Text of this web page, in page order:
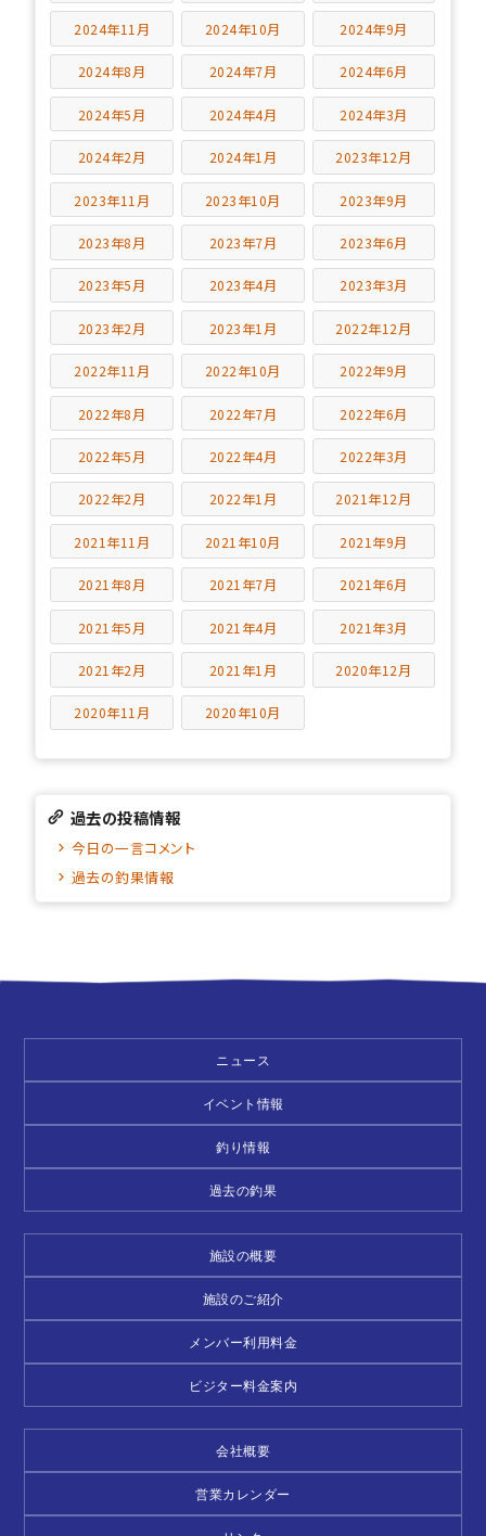
2024年11月 2024年10月 2024年9月
2024年8月 2024年7月 2024年6月
2024年5月 2024年4月 2024年3月
2024年2月 2024年1月 2023年12月
2023年11月 2023年10月 2023年9月
2023年8月 2023年7月 2023年6月
2023年5月 2023年4月 2023年3月
2023年2月 2023年1月 2022年12月
2022年11月 2022年10月 2022年9月
2022年8月 2022年7月 2022年6月
2022年5月 2022年4月 2022年3月
2022年2月 2022年1月 2021年12月
2021年11月 2021年10月 2021年9月
2021年8月 2021年7月 2021年6月
2021年5月 2021年4月 2021年3月
2021年2月 2021年1月 2020年12月
2020年11月 2020年10月
過去の投稿情報
今日の一言コメント
過去の釣果情報
ニュース
イベント情報
釣り情報
過去の釣果
施設の概要
施設のご紹介
メンバー利用料金
ビジター料金案内
会社概要
営業カレンダー